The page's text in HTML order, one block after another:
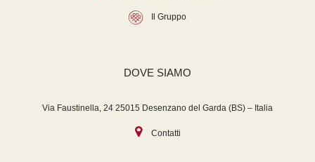
Il Gruppo
DOVE SIAMO
Via Faustinella, 24 25015 Desenzano del Garda (BS) – Italia
Contatti